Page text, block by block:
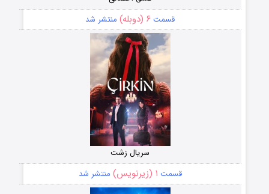
قسمت ۶ (دوبله) منتشر شد
سریال زشت
قسمت ۱ (زیرنویس) منتشر شد